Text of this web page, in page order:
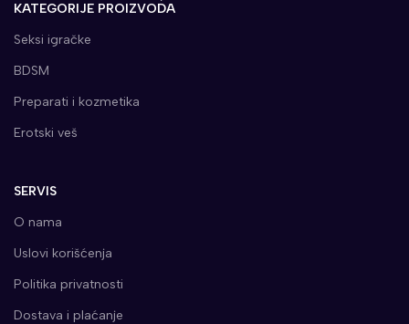
KATEGORIJE PROIZVODA
Seksi igračke
BDSM
Preparati i kozmetika
Erotski veš
SERVIS
O nama
Uslovi korišćenja
Politika privatnosti
Dostava i plaćanje